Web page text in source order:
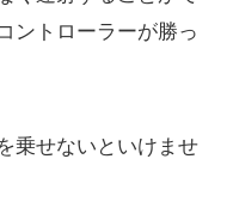
ントローラーが勝っ
乗せないといけませ